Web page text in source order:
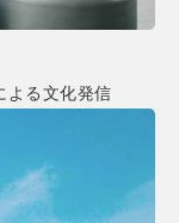
よる文化発信